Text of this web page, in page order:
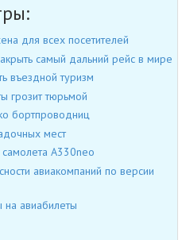
для всех посетителей
самый дальний рейс в мире
въездной туризм
грозит тюрьмой
бортпроводниц
мест
самолета A330neo
авиакомпаний по версии
авиабилеты